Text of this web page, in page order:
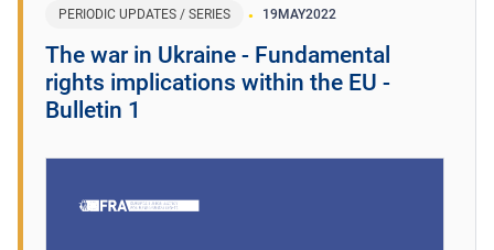
PERIODIC UPDATES / SERIES 19MAY2022
The war in Ukraine - Fundamental
rights implications within the EU -
Bulletin 1